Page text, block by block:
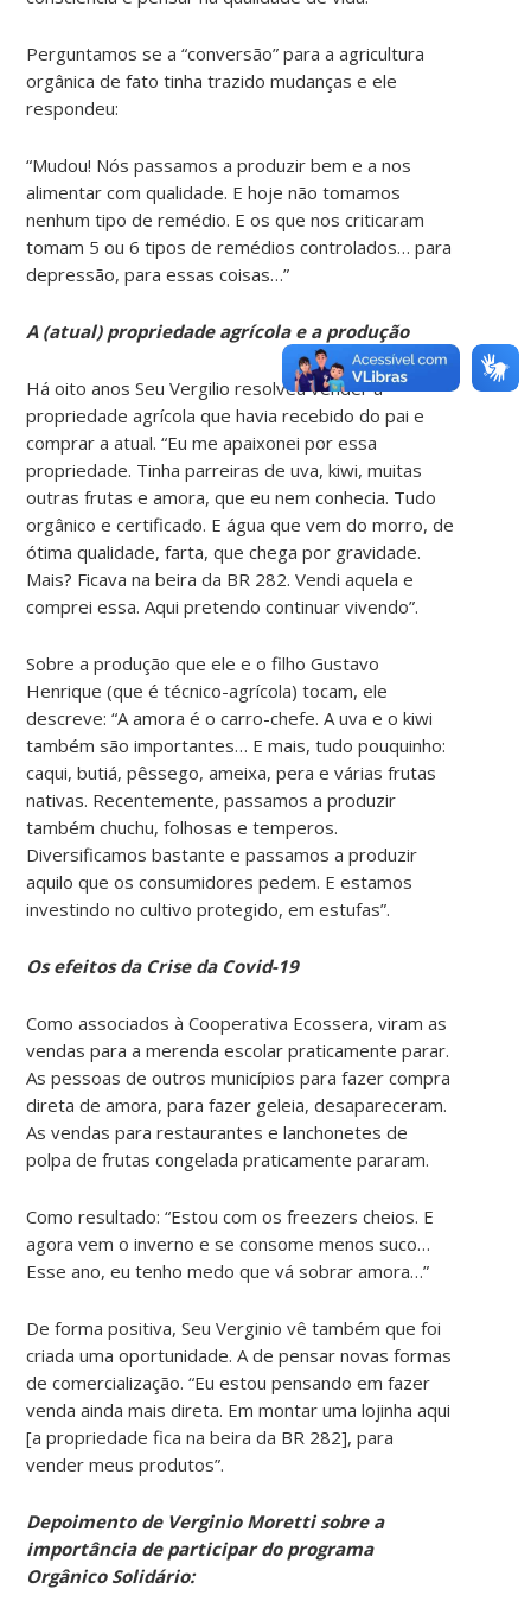
Perguntamos se a “conversão” para a agricultura
orgânica de fato tinha trazido mudanças e ele
respondeu:
“Mudou! Nós passamos a produzir bem e a nos
alimentar com qualidade. E hoje não tomamos
nenhum tipo de remédio. E os que nos criticaram
tomam 5 ou 6 tipos de remédios controlados… para
depressão, para essas coisas…”
A (atual) propriedade agrícola e a produção
Há oito anos Seu Vergilio resolveu vender a
propriedade agrícola que havia recebido do pai e
comprar a atual. “Eu me apaixonei por essa
propriedade. Tinha parreiras de uva, kiwi, muitas
outras frutas e amora, que eu nem conhecia. Tudo
orgânico e certificado. E água que vem do morro, de
ótima qualidade, farta, que chega por gravidade.
Mais? Ficava na beira da BR 282. Vendi aquela e
comprei essa. Aqui pretendo continuar vivendo”.
Sobre a produção que ele e o filho Gustavo
Henrique (que é técnico-agrícola) tocam, ele
descreve: “A amora é o carro-chefe. A uva e o kiwi
também são importantes… E mais, tudo pouquinho:
caqui, butiá, pêssego, ameixa, pera e várias frutas
nativas. Recentemente, passamos a produzir
também chuchu, folhosas e temperos.
Diversificamos bastante e passamos a produzir
aquilo que os consumidores pedem. E estamos
investindo no cultivo protegido, em estufas”.
Os efeitos da Crise da Covid-19
Como associados à Cooperativa Ecossera, viram as
vendas para a merenda escolar praticamente parar.
As pessoas de outros municípios para fazer compra
direta de amora, para fazer geleia, desapareceram.
As vendas para restaurantes e lanchonetes de
polpa de frutas congelada praticamente pararam.
Como resultado: “Estou com os freezers cheios. E
agora vem o inverno e se consome menos suco…
Esse ano, eu tenho medo que vá sobrar amora…”
De forma positiva, Seu Verginio vê também que foi
criada uma oportunidade. A de pensar novas formas
de comercialização. “Eu estou pensando em fazer
venda ainda mais direta. Em montar uma lojinha aqui
[a propriedade fica na beira da BR 282], para
vender meus produtos”.
Depoimento de Verginio Moretti sobre a
importância de participar do programa
Orgânico Solidário: